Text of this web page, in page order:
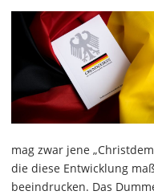
mag zwar jene
die diese Entwicklung
beeindrucken. Das